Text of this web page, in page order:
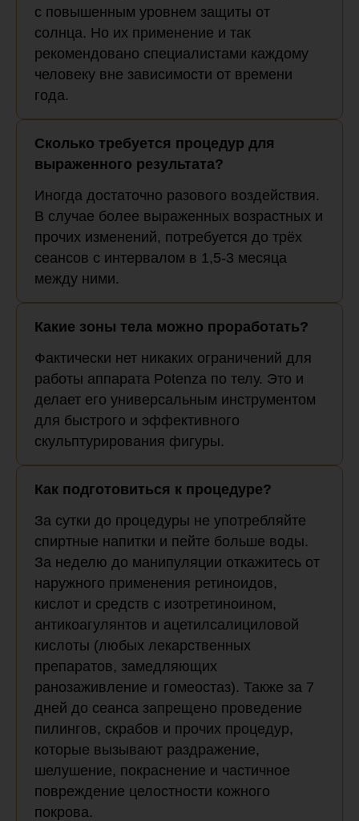
с повышенным уровнем защиты от
солнца. Но их применение и так
рекомендовано специалистами каждому
человеку вне зависимости от времени
года.
Сколько требуется процедур для
выраженного результата?
Иногда достаточно разового воздействия.
В случае более выраженных возрастных и
прочих изменений, потребуется до трёх
сеансов с интервалом в 1,5-3 месяца
между ними.
Какие зоны тела можно проработать?
Фактически нет никаких ограничений для
работы аппарата Potenza по телу. Это и
делает его универсальным инструментом
для быстрого и эффективного
скульптурирования фигуры.
Как подготовиться к процедуре?
За сутки до процедуры не употребляйте
спиртные напитки и пейте больше воды.
За неделю до манипуляции откажитесь от
наружного применения ретиноидов,
кислот и средств с изотретиноином,
антикоагулянтов и ацетилсалициловой
кислоты (любых лекарственных
препаратов, замедляющих
ранозаживление и гомеостаз). Также за 7
дней до сеанса запрещено проведение
пилингов, скрабов и прочих процедур,
которые вызывают раздражение,
шелушение, покраснение и частичное
повреждение целостности кожного
покрова.